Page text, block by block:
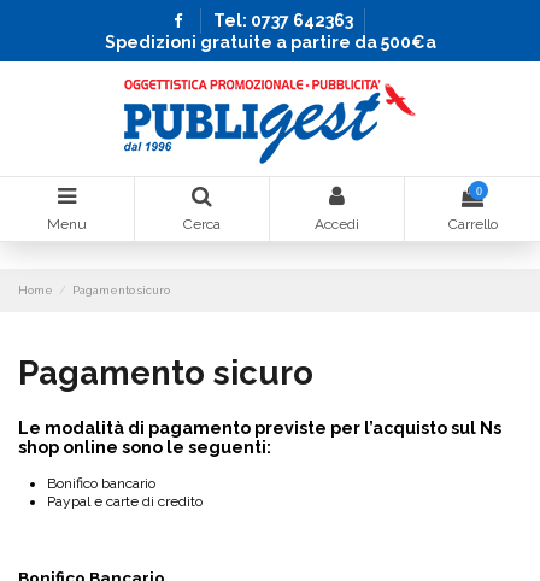
Tel: 0737 642363
Spedizioni gratuite a partire da 500€a
Menu Cerca Accedi
0
Carrello
Home Pagamento sicuro
Pagamento sicuro
Le modalità di pagamento previste per l’acquisto sul Ns
shop online sono le seguenti:
Bonifico bancario
Paypal e carte di credito